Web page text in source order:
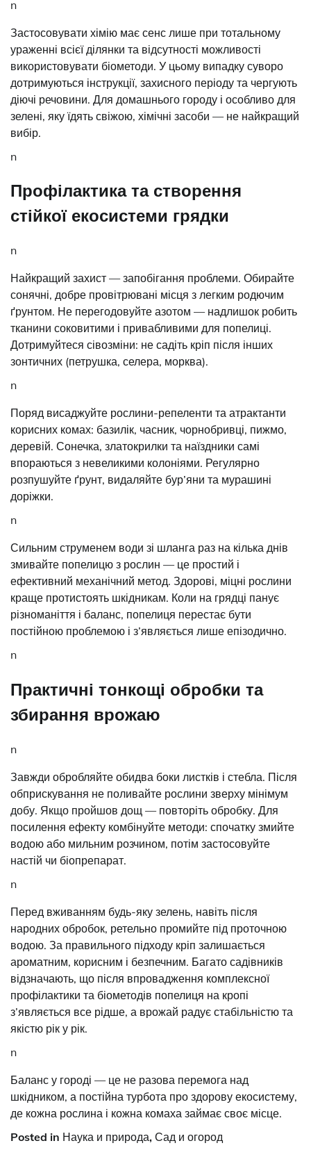
n
Застосовувати хімію має сенс лише при тотальному
ураженні всієї ділянки та відсутності можливості
використовувати біометоди. У цьому випадку суворо
дотримуються інструкції, захисного періоду та чергують
діючі речовини. Для домашнього городу і особливо для
зелені, яку їдять свіжою, хімічні засоби — не найкращий
вибір.
n
Профілактика та створення
стійкої екосистеми грядки
n
Найкращий захист — запобігання проблеми. Обирайте
сонячні, добре провітрювані місця з легким родючим
ґрунтом. Не перегодовуйте азотом — надлишок робить
тканини соковитими і привабливими для попелиці.
Дотримуйтеся сівозміни: не садіть кріп після інших
зонтичних (петрушка, селера, морква).
n
Поряд висаджуйте рослини-репеленти та атрактанти
корисних комах: базилік, часник, чорнобривці, пижмо,
деревій. Сонечка, златокрилки та наїздники самі
впораються з невеликими колоніями. Регулярно
розпушуйте ґрунт, видаляйте бур’яни та мурашині
доріжки.
n
Сильним струменем води зі шланга раз на кілька днів
змивайте попелицю з рослин — це простий і
ефективний механічний метод. Здорові, міцні рослини
краще протистоять шкідникам. Коли на грядці панує
різноманіття і баланс, попелиця перестає бути
постійною проблемою і з’являється лише епізодично.
n
Практичні тонкощі обробки та
збирання врожаю
n
Завжди обробляйте обидва боки листків і стебла. Після
обприскування не поливайте рослини зверху мінімум
добу. Якщо пройшов дощ — повторіть обробку. Для
посилення ефекту комбінуйте методи: спочатку змийте
водою або мильним розчином, потім застосовуйте
настій чи біопрепарат.
n
Перед вживанням будь-яку зелень, навіть після
народних обробок, ретельно промийте під проточною
водою. За правильного підходу кріп залишається
ароматним, корисним і безпечним. Багато садівників
відзначають, що після впровадження комплексної
профілактики та біометодів попелиця на кропі
з’являється все рідше, а врожай радує стабільністю та
якістю рік у рік.
n
Баланс у городі — це не разова перемога над
шкідником, а постійна турбота про здорову екосистему,
де кожна рослина і кожна комаха займає своє місце.
Posted in Наука и природа, Сад и огород